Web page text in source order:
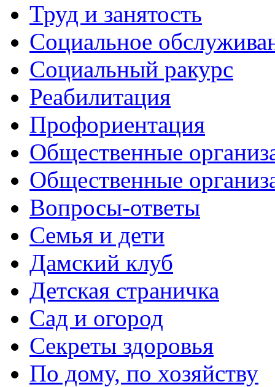
Труд и занятость
Социальное
Социальный ракурс
Реабилитация
Профориентация
Общественные
Общественные
Вопросы-ответы
Семья и дети
Дамский клуб
Детская страничка
Сад и огород
Секреты здоровья
По дому, по хозяйству